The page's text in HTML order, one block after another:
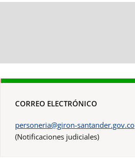
CORREO ELECTRÓNICO
personeria@giron-santander.gov.co
(Notificaciones judiciales)